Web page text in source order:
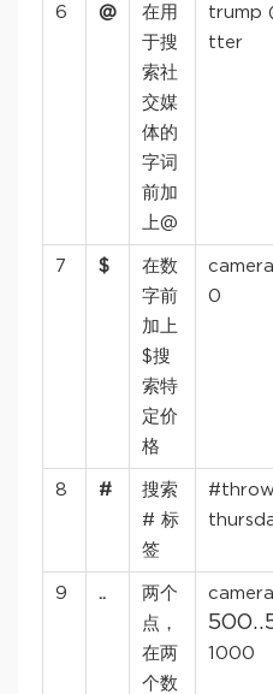
6 @
在用
于搜
索社
交媒
体的
字词
前加
上@
trump
tter
7 $
在数
字前
加上
$搜
索特
定价
格
0
8 #
搜索
# 标
签
9 ..
两个
点，
在两
个数
camera
500..
1000